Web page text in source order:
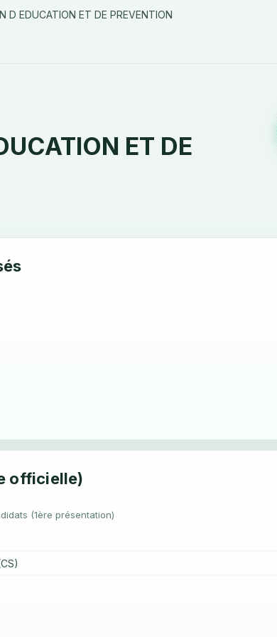
D EDUCATION ET DE PREVENTION
ET DE
officielle)
(1ère présentation)